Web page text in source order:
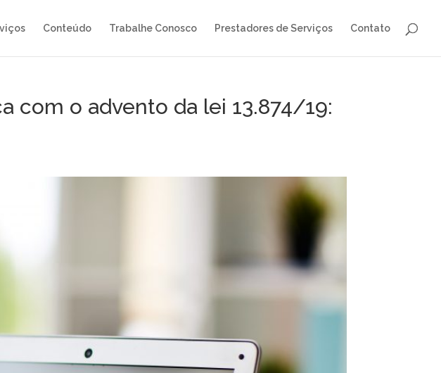
Conteúdo Trabalhe Conosco Prestadores de Serviços Contato
com o advento da lei 13.874/19: